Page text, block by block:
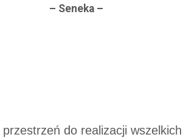
– Seneka –
do realizacji wszelkich